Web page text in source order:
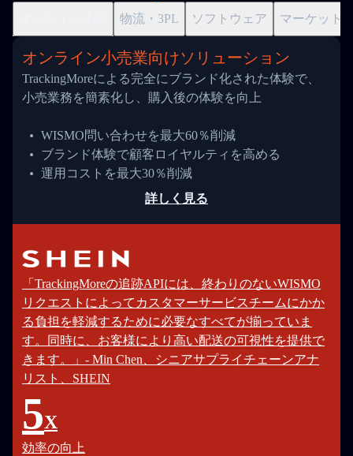
物流・3PL ソフトウェア マーケット
オンライン小売業向けソリューション
TrackingMoreによる完全にブランド化された体験で、
小売業務を簡素化し、購入後の体験を向上
WISMO問い合わせを最大60％削減
ブランド体験で顧客ロイヤルティを高める
運用コストを最大30％削減
詳しく見る
「TrackingMoreの追跡APIには、終わりのないWISMO
リクエストによってカスタマーサービスチームにかか
る負担を軽減するために必要なすべてが揃っていま
す。同時に、お客様により高い配送の可視性を提供で
きます。」- Min Chen、シニアサプライチェーンアナ
リスト、SHEIN
5X
効率の向上